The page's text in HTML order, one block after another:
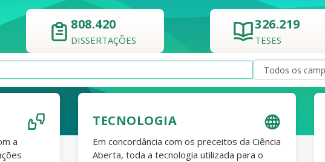
808.420
DISSERTAÇÕES
326.219
TESES
a
TECNOLOGIA
Em concordância com os preceitos da Ciência
Aberta, toda a tecnologia utilizada para o